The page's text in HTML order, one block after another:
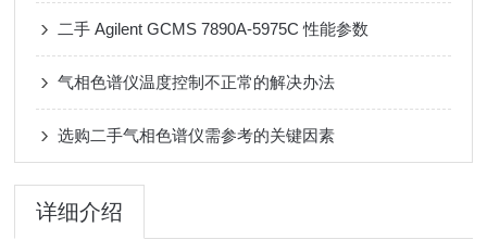
二手 Agilent GCMS 7890A-5975C 性能参数
气相色谱仪温度控制不正常的解决办法
选购二手气相色谱仪需参考的关键因素
详细介绍